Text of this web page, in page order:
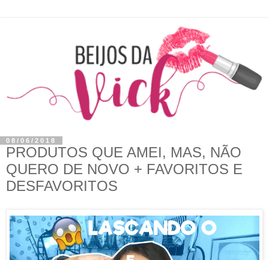
08/06/2018
PRODUTOS QUE AMEI, MAS, NÃO
QUERO DE NOVO + FAVORITOS E
DESFAVORITOS